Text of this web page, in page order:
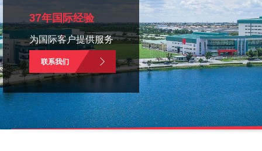
新闻媒体
为什么选择科禄格
招聘
联系我们
37年国际经验
为国际客户提供服务
联系我们